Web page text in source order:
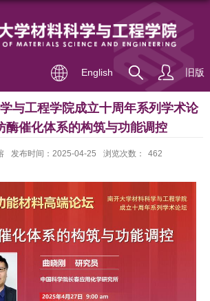
English 旧版
与工程学院成立十周年系列学术论
催化体系的构筑与功能调控
发布时间：2025-04-25 浏览次数： 462